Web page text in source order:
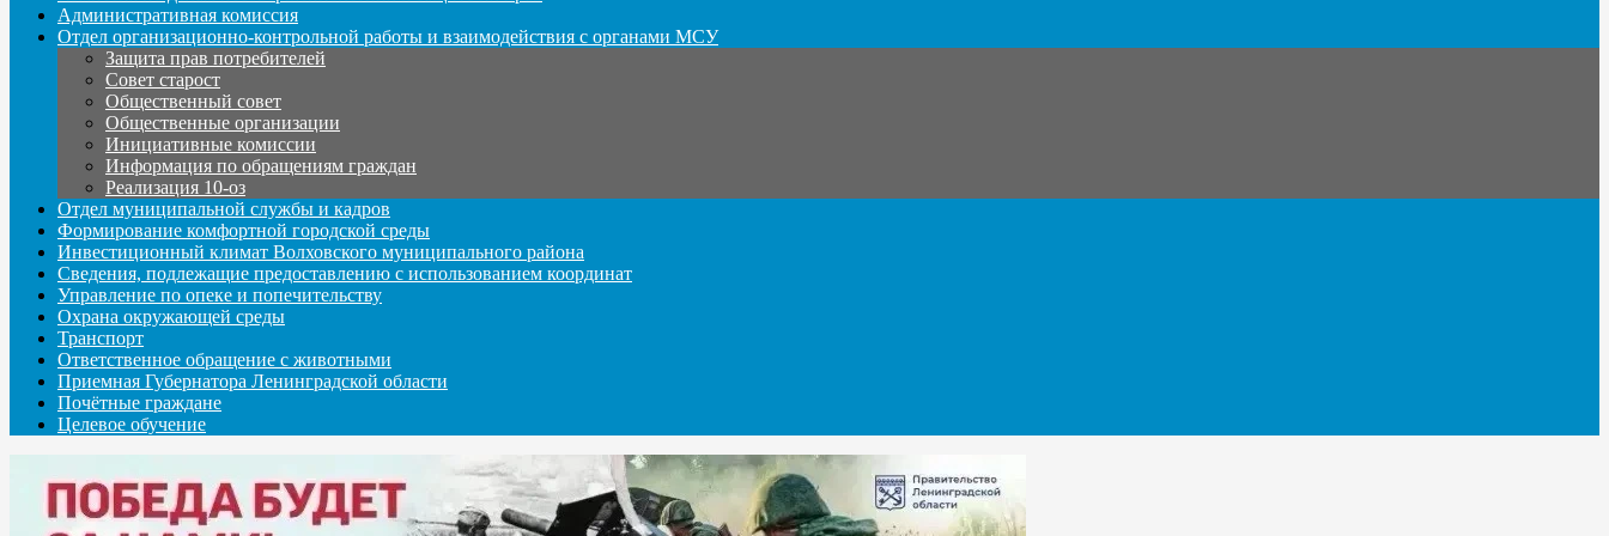
Административная комиссия
Отдел организационно-контрольной работы и взаимодействия с органами МСУ
Защита прав потребителей
Совет старост
Общественный совет
Общественные организации
Инициативные комиссии
Информация по обращениям граждан
Реализация 10-оз
Отдел муниципальной службы и кадров
Формирование комфортной городской среды
Инвестиционный климат Волховского муниципального района
Сведения, подлежащие предоставлению с использованием координат
Управление по опеке и попечительству
Охрана окружающей среды
Транспорт
Ответственное обращение с животными
Приемная Губернатора Ленинградской области
Почётные граждане
Целевое обучение